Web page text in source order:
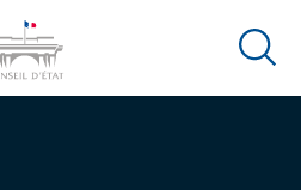
Ouvrir